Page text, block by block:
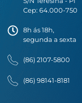
Cep: 64.000-750
8h ás 18h,
segunda a sexta
(86) 2107-5800
(86) 98141-8181